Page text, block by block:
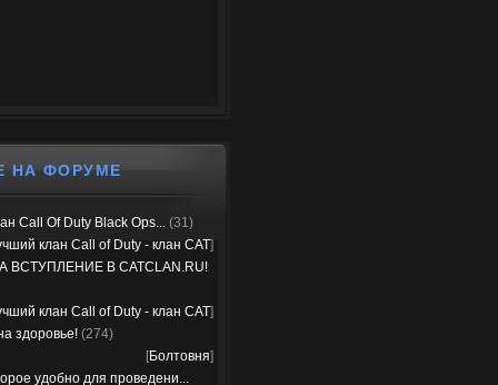
НА ФОРУМЕ
Call Of Duty Black Ops... (31)
клан Call of Duty - клан CAT]
ВСТУПЛЕНИЕ В CATCLAN.RU!
клан Call of Duty - клан CAT]
здоровье! (274)
[Болтовня]
удобно для проведени...